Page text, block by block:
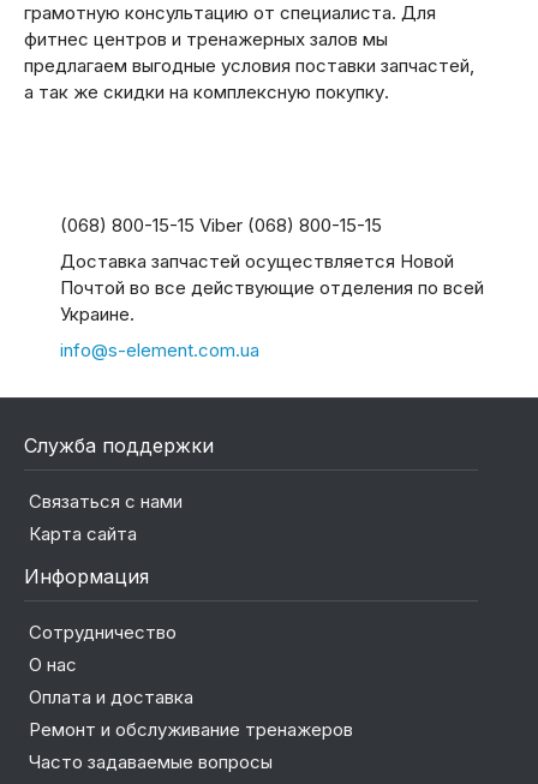
грамотную консультацию от специалиста. Для
фитнес центров и тренажерных залов мы
предлагаем выгодные условия поставки запчастей,
а так же скидки на комплексную покупку.
(068) 800-15-15 Viber (068) 800-15-15
Доставка запчастей осуществляется Новой
Почтой во все действующие отделения по всей
Украине.
info@s-element.com.ua
Служба поддержки
Связаться с нами
Карта сайта
Информация
Сотрудничество
О нас
Оплата и доставка
Ремонт и обслуживание тренажеров
Часто задаваемые вопросы